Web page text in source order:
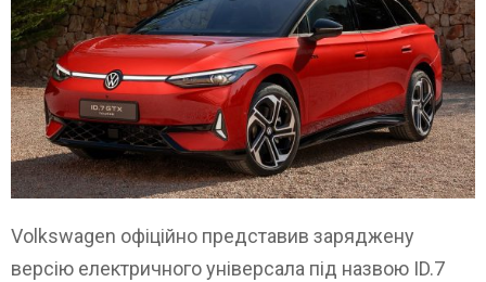
Volkswagen офіційно представив заряджену
версію електричного універсала під назвою ID.7